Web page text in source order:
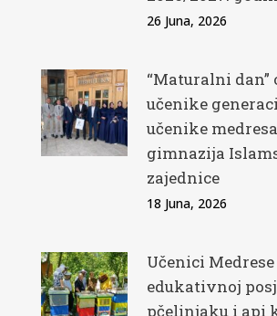
26 Juna, 2026
“Maturalni dan”
učenike
učenike
gimnazija
zajednice
18 Juna, 2026
Učenici Medrese
edukativnoj
pčelinjaku i api